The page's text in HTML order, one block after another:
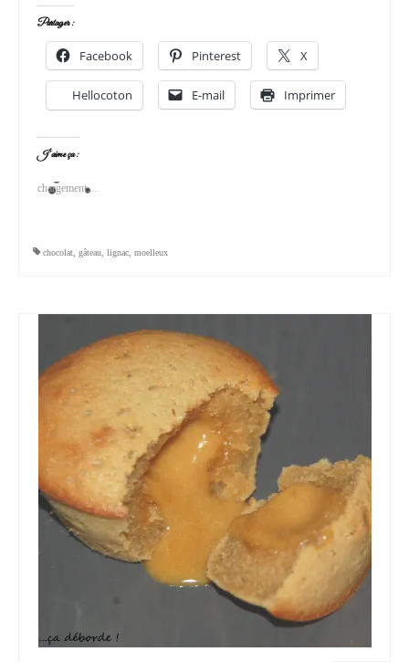
Partager :
Facebook Pinterest X
Hellocoton E-mail Imprimer
J’aime ça :
chargement…
chocolat gâteau lignac moelleux